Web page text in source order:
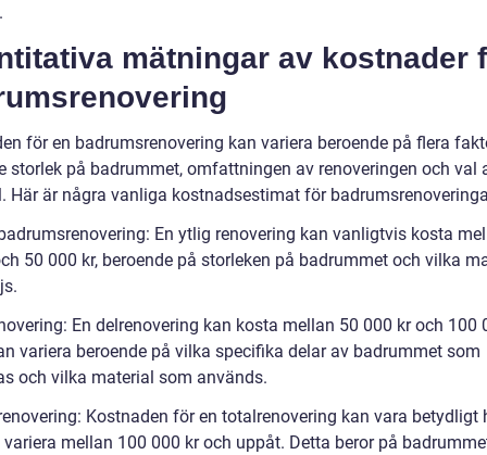
mätningar av kostnader
för en badrumsrenovering kan variera beroende på flera
storlek på badrummet, omfattningen av renoveringen och val
Här är några vanliga kostnadsestimat för
En ytlig renovering kan vanligtvis kosta
50 000 kr, beroende på storleken på badrummet och vilka
En delrenovering kan kosta mellan 50 000 kr och 100
variera beroende på vilka specifika delar av badrummet som
och vilka material som används.
Kostnaden för en totalrenovering kan vara betydligt
mellan 100 000 kr och uppåt. Detta beror på